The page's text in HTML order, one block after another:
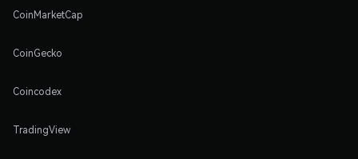
CoinMarketCap
CoinGecko
Coincodex
TradingView